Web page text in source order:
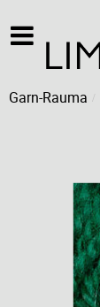
Garn-Rauma